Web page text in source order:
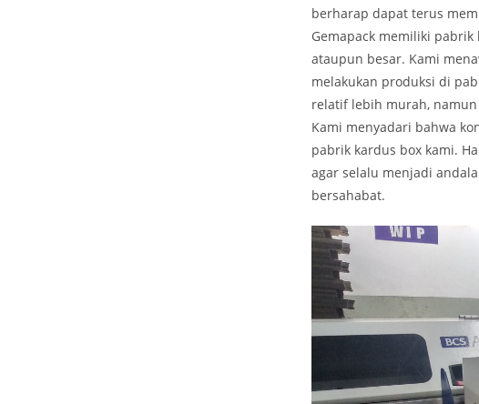
berharap dapat terus
Gemapack memiliki
ataupun besar. Kami
melakukan produksi di
relatif lebih murah,
Kami menyadari bahwa
pabrik kardus box kami.
agar selalu menjadi
bersahabat.